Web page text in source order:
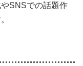
SNSでの話題作